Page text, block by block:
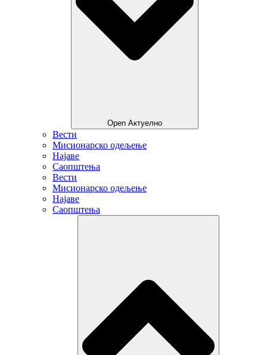
Open Актуелно
Вести
Мисионарско одељење
Најаве
Саопштења
Вести
Мисионарско одељење
Најаве
Саопштења